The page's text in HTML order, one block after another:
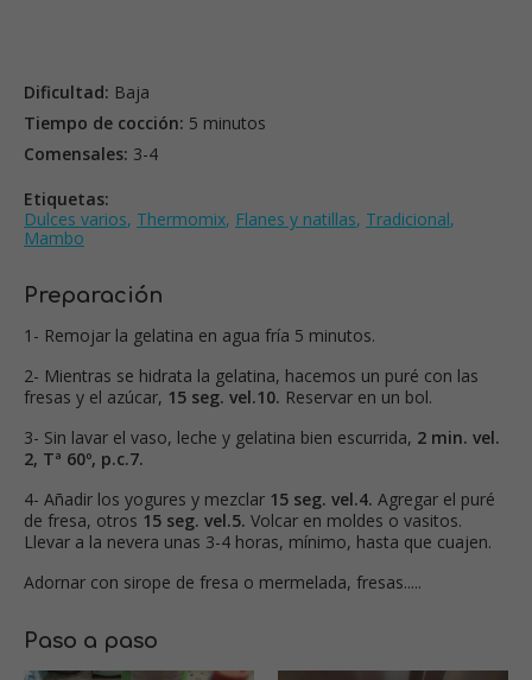
Dificultad: Baja
Tiempo de cocción: 5 minutos
Comensales: 3-4
Etiquetas:
Dulces varios, Thermomix, Flanes y natillas, Tradicional,
Mambo
Preparación
1- Remojar la gelatina en agua fría 5 minutos.
2- Mientras se hidrata la gelatina, hacemos un puré con las
fresas y el azúcar, 15 seg. vel.10. Reservar en un bol.
3- Sin lavar el vaso, leche y gelatina bien escurrida, 2 min. vel.
2, Tª 60º, p.c.7.
4- Añadir los yogures y mezclar 15 seg. vel.4. Agregar el puré
de fresa, otros 15 seg. vel.5. Volcar en moldes o vasitos.
Llevar a la nevera unas 3-4 horas, mínimo, hasta que cuajen.
Adornar con sirope de fresa o mermelada, fresas.....
Paso a paso